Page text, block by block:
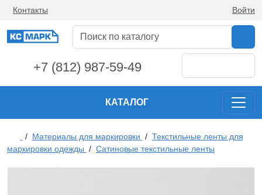
Контакты Войти
+7 (812) 987-59-49
КАТАЛОГ
/ Материалы для маркировки / Текстильные ленты для
маркировки одежды / Сатиновые текстильные ленты